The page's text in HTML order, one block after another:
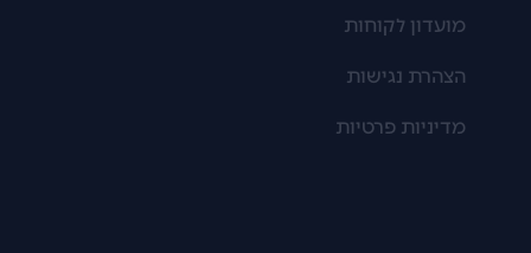
מועדון לקוחות
הצהרת נגישות
מדיניות פרטיות